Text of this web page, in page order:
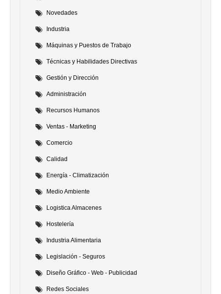
Novedades
Industria
Máquinas y Puestos de Trabajo
Técnicas y Habilidades Directivas
Gestión y Dirección
Administración
Recursos Humanos
Ventas - Marketing
Comercio
Calidad
Energía - Climatización
Medio Ambiente
Logistica Almacenes
Hostelería
Industria Alimentaria
Legislación - Seguros
Diseño Gráfico - Web - Publicidad
Redes Sociales